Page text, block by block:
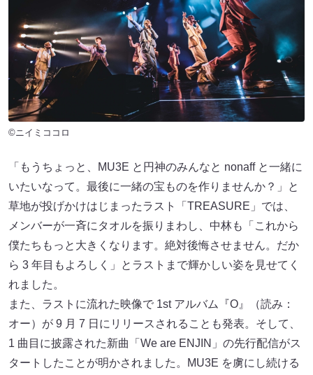
©ニイミココロ
「もうちょっと、MU3E と円神のみんなと nonaff と一緒に
いたいなって。最後に一緒の宝ものを作りませんか？」と
草地が投げかけはじまったラスト「TREASURE」では、
メンバーが一斉にタオルを振りまわし、中林も「これから
僕たちもっと大きくなります。絶対後悔させません。だか
ら 3 年目もよろしく」とラストまで輝かしい姿を見せてく
れました。
また、ラストに流れた映像で 1st アルバム『O』（読み：
オー）が 9 月 7 日にリリースされることも発表。そして、
1 曲目に披露された新曲「We are ENJIN」の先行配信がス
タートしたことが明かされました。MU3E を虜にし続ける